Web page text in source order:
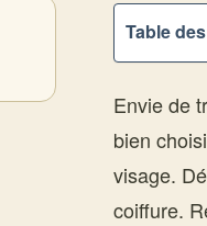
Table
Envie de
bien
visage.
coiffure.